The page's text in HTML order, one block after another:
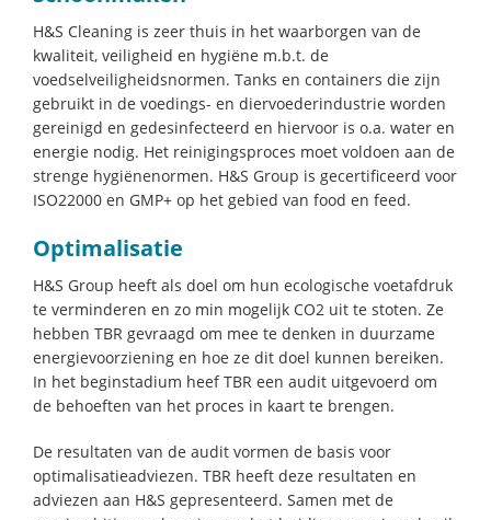
H&S Cleaning is zeer thuis in het waarborgen van de
kwaliteit, veiligheid en hygiëne m.b.t. de
voedselveiligheidsnormen. Tanks en containers die zijn
gebruikt in de voedings- en diervoederindustrie worden
gereinigd en gedesinfecteerd en hiervoor is o.a. water en
energie nodig. Het reinigingsproces moet voldoen aan de
strenge hygiënenormen. H&S Group is gecertificeerd voor
ISO22000 en GMP+ op het gebied van food en feed.
Optimalisatie
H&S Group heeft als doel om hun ecologische voetafdruk
te verminderen en zo min mogelijk CO2 uit te stoten. Ze
hebben TBR gevraagd om mee te denken in duurzame
energievoorziening en hoe ze dit doel kunnen bereiken.
In het beginstadium heef TBR een audit uitgevoerd om
de behoeften van het proces in kaart te brengen.
De resultaten van de audit vormen de basis voor
optimalisatieadviezen. TBR heeft deze resultaten en
adviezen aan H&S gepresenteerd. Samen met de